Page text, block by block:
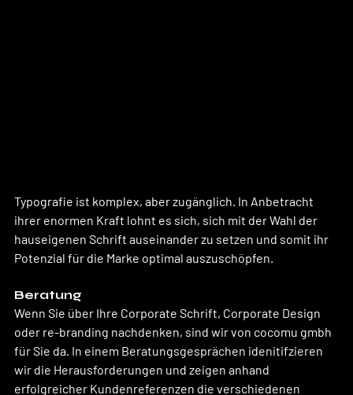
Typografie ist komplex, aber zugänglich. In Anbetracht
ihrer enormen Kraft lohnt es sich, sich mit der Wahl der
hauseigenen Schrift auseinander zu setzen und somit ihr
Potenzial für die Marke optimal auszuschöpfen.
Beratung
Wenn Sie über Ihre Corporate Schrift, Corporate Design
oder re-branding nachdenken, sind wir von cocomu gmbh
für Sie da. In einem Beratungsgesprächen idenitifzieren
wir die Herausforderungen und zeigen anhand
erfolgreicher Kundenreferenzen die verschiedenen